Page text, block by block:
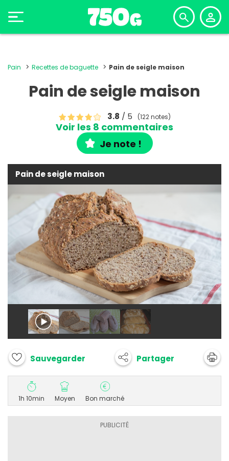
Pain Recettes de baguette Pain de seigle maison
Pain de seigle maison
3.8 / 5 (122 notes)
Voir les 8 commentaires
Je note !
Pain de seigle maison
Sauvegarder Partager
1h 10min Moyen Bon marché